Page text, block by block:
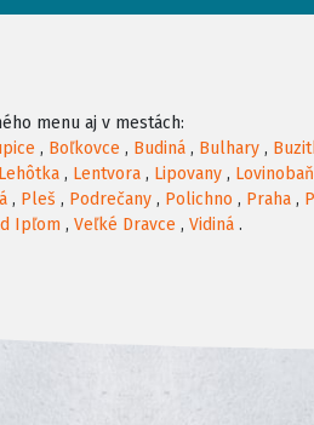
menu aj v mestách:
, Boľkovce , Budiná , Bulhary ,
Lehôtka , Lentvora , Lipovany ,
, Pleš , Podrečany , Polichno , Praha ,
Ipľom , Veľké Dravce , Vidiná .